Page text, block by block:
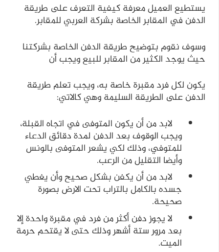
يستطيع العميل معرفة كيفية التعرف على طريقة
الدفن في المقابر الخاصة بشركة العربي للمقابر.
وسوف نقوم بتوضيح طريقة الدفن الخاصة بشركتنا
حيث يوجد الكثير من المقابر للبيع ويجب أن
يكون لكل فرد مقبرة خاصة به، ويجب تعلم طريقة
الدفن على الطريقة السليمة وهي كالاتي:
لابد من أن يكون المتوفى في اتجاه القبلة،
ويجب الوقوف بعد الدفن لمدة دقائق الدعاء
للمتوفي، وذلك لكي يشعر المتوفى بالونس
وأيضا التقليل من الرعب.
لابد من أن يكفن بشكل صحيح وأن يغطي
جسده بالكامل بالتراب تحت الارض بصورة
صحيحة.
لا يجوز دفن أكثر من فرد في مقبرة واحدة إلا
بعد مرور ستة أشهر وذلك حتى لا يقتحم حرمة
الميت.